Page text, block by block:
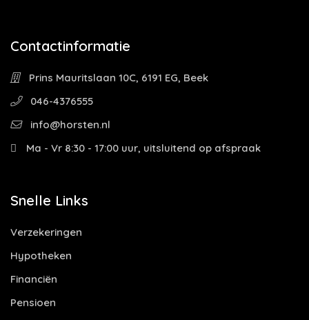
Contactinformatie
Prins Mauritslaan 10C, 6191 EG, Beek
046-4376555
info@horsten.nl
Ma - Vr 8:30 - 17:00 uur, uitsluitend op afspraak
Snelle Links
Verzekeringen
Hypotheken
Financiën
Pensioen